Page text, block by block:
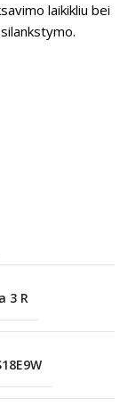
laikikliu bei
3 R